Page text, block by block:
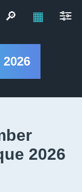
2026
🔎 ▦